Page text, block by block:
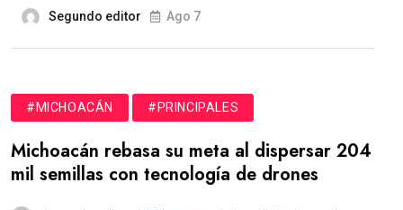
Segundo editor Ago 7
#MICHOACÁN #PRINCIPALES
Michoacán rebasa su meta al dispersar 204
mil semillas con tecnología de drones